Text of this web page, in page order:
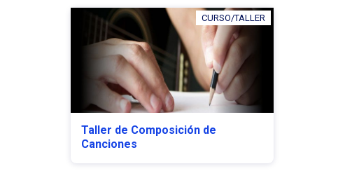
CURSO/TALLER
Taller de Composición de
Canciones